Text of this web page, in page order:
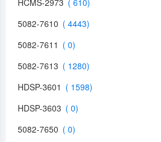
HCMS-2973
5082-7610
5082-7611
5082-7613
HDSP-3601
HDSP-3603
5082-7650